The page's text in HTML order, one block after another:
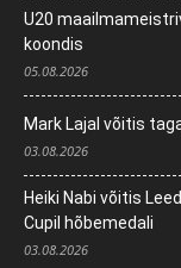
U20
koondis
05.08.2026
Mark Lajal võitis
03.08.2026
Heiki Nabi võitis
Cupil hõbemedali
03.08.2026